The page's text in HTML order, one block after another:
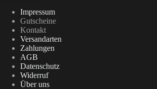
Impressum
Gutscheine
Kontakt
Versandarten
Zahlungen
AGB
Datenschutz
Widerruf
Über uns